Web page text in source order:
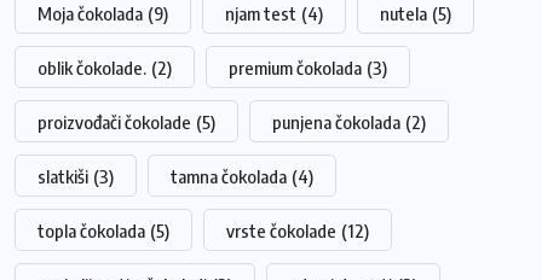
Moja čokolada (9) njam test (4) nutela (5)
oblik čokolade. (2) premium čokolada (3)
proizvođači čokolade (5) punjena čokolada (2)
slatkiši (3) tamna čokolada (4)
topla čokolada (5) vrste čokolade (12)